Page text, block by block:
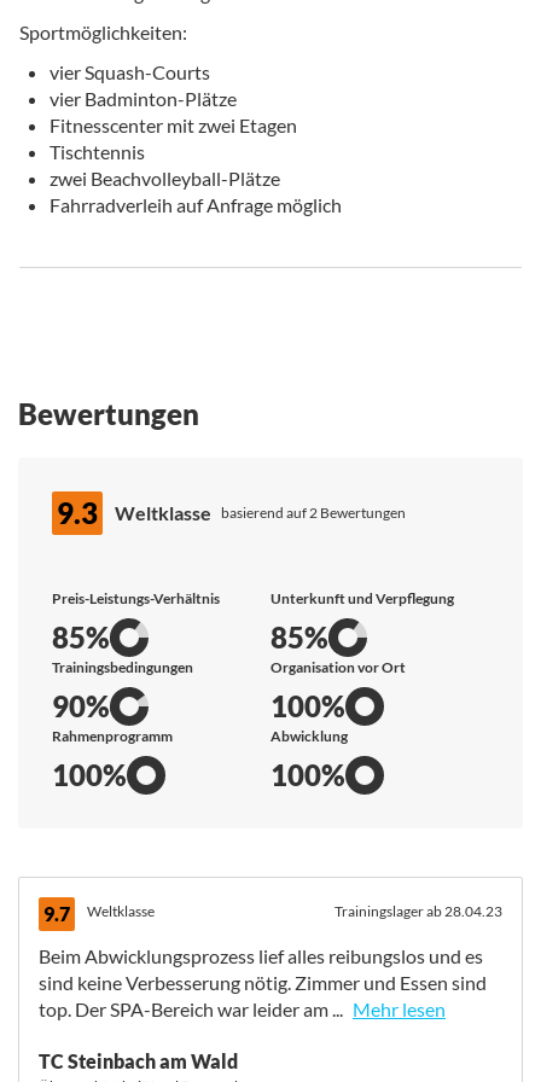
Sportmöglichkeiten:
vier Squash-Courts
vier Badminton-Plätze
Fitnesscenter mit zwei Etagen
Tischtennis
zwei Beachvolleyball-Plätze
Fahrradverleih auf Anfrage möglich
Bewertungen
9.3 Weltklasse basierend auf 2 Bewertungen
Preis-Leistungs-Verhältnis
85%
Unterkunft und Verpflegung
85%
Trainingsbedingungen
90%
Organisation vor Ort
100%
Rahmenprogramm
100%
Abwicklung
100%
9.7 Weltklasse Trainingslager ab 28.04.23
Beim Abwicklungsprozess lief alles reibungslos und es
sind keine Verbesserung nötig. Zimmer und Essen sind
top. Der SPA-Bereich war leider am ... Mehr lesen
Beim Abwicklungsprozess lief alles reibungslos und es
sind keine Verbesserung nötig. Zimmer und Essen sind
TC Steinbach am Wald